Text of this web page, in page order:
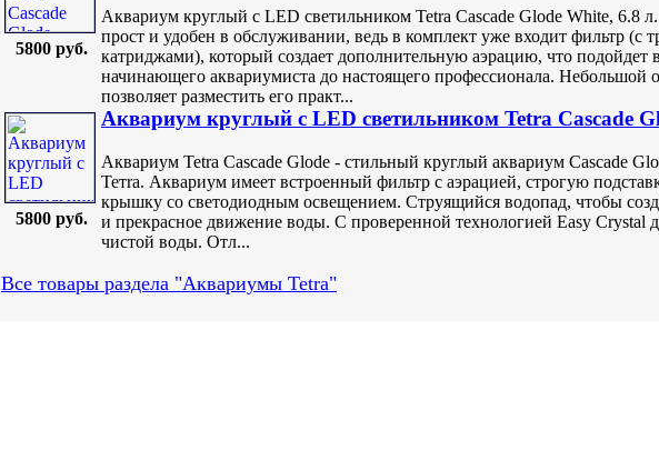
5800 руб.
Аквариум круглый с LED светильником Tetra Cascade Glode White, 6.8
прост и удобен в обслуживании, ведь в комплект уже входит фильтр (с
катриджами), который создает дополнительную аэрацию, что подойдет
начинающего аквариумиста до настоящего профессионала. Небольшой
позволяет разместить его практ...
5800 руб.
Аквариум круглый с LED светильником Tetra Cascade
Аквариум Tetra Cascade Glode - стильный круглый аквариум Cascade
Тетrа. Аквариум имеет встроенный фильтр с аэрацией, строгую
крышку со светодиодным освещением. Струящийся водопад, чтобы
и прекрасное движение воды. С проверенной технологией Easy Crystal
чистой воды. Отл...
Все товары раздела "Аквариумы Tetra"